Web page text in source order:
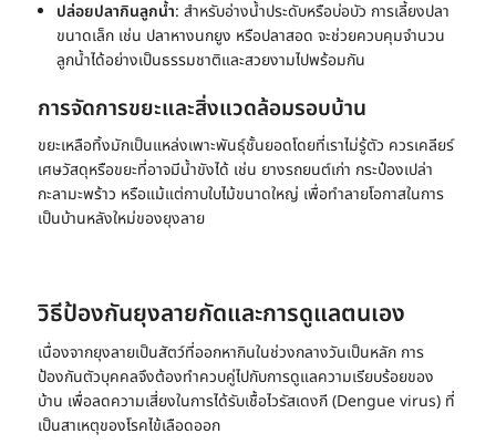
ปล่อยปลากินลูกน้ำ: สำหรับอ่างน้ำประดับหรือบ่อบัว การเลี้ยงปลา
ขนาดเล็ก เช่น ปลาหางนกยูง หรือปลาสอด จะช่วยควบคุมจำนวน
ลูกน้ำได้อย่างเป็นธรรมชาติและสวยงามไปพร้อมกัน
การจัดการขยะและสิ่งแวดล้อมรอบบ้าน
ขยะเหลือทิ้งมักเป็นแหล่งเพาะพันธุ์ชั้นยอดโดยที่เราไม่รู้ตัว ควรเคลียร์
เศษวัสดุหรือขยะที่อาจมีน้ำขังได้ เช่น ยางรถยนต์เก่า กระป๋องเปล่า
กะลามะพร้าว หรือแม้แต่กาบใบไม้ขนาดใหญ่ เพื่อทำลายโอกาสในการ
เป็นบ้านหลังใหม่ของยุงลาย
วิธีป้องกันยุงลายกัดและการดูแลตนเอง
เนื่องจากยุงลายเป็นสัตว์ที่ออกหากินในช่วงกลางวันเป็นหลัก การ
ป้องกันตัวบุคคลจึงต้องทำควบคู่ไปกับการดูแลความเรียบร้อยของ
บ้าน เพื่อลดความเสี่ยงในการได้รับเชื้อไวรัสเดงกี (Dengue virus) ที่
เป็นสาเหตุของโรคไข้เลือดออก